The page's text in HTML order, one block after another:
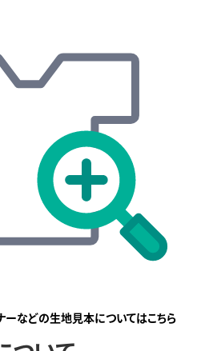
ーなどの生地見本についてはこちら